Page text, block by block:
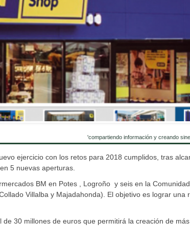
'compartiendo información y creando
ejercicio con los retos para 2018 cumplidos, tras
5 nuevas aperturas.
BM en Potes , Logroño y seis en la
Villalba y Majadahonda). El objetivo es lograr una
30 millones de euros que permitirá la creación de